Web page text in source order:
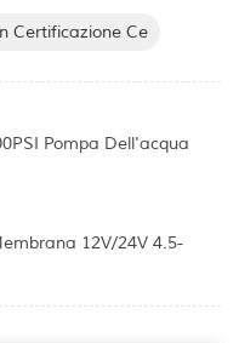
Certificazione Ce
Pompa Dell'acqua
12V/24V 4.5-